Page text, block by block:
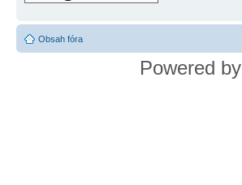
Obsah fóra
Powered by